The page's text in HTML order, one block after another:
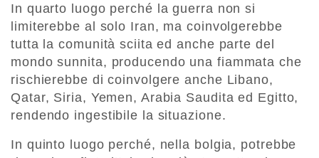
In quarto luogo perché la guerra non si
limiterebbe al solo Iran, ma coinvolgerebbe
tutta la comunità sciita ed anche parte del
mondo sunnita, producendo una fiammata che
rischierebbe di coinvolgere anche Libano,
Qatar, Siria, Yemen, Arabia Saudita ed Egitto,
rendendo ingestibile la situazione.
In quinto luogo perché, nella bolgia, potrebbe